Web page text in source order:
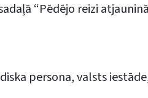
“Pēdējo reizi
persona, valsts